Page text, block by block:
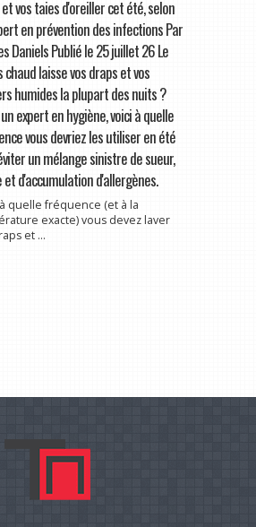
vos taies d'oreiller cet été, selon
en prévention des infections Par
Daniels Publié le 25 juillet 26 Le
chaud laisse vos draps et vos
humides la plupart des nuits ?
expert en hygiène, voici à quelle
vous devriez les utiliser en été
un mélange sinistre de sueur,
et d'accumulation d'allergènes.
quelle fréquence (et à la
exacte) vous devez laver
et ...